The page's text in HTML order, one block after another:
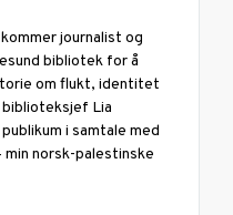
journalist og
bibliotek for å
om flukt, identitet
Lia
i samtale med
norsk-palestinske